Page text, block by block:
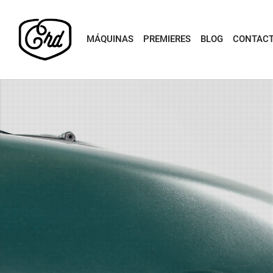
MÁQUINAS PREMIERES BLOG